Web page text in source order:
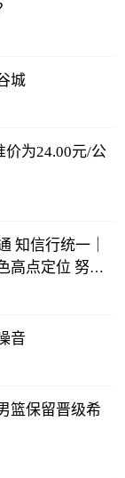
城
价为24.00元/公
知信行统一｜
高点定位 努力
区-当前头条
音
篮保留晋级希